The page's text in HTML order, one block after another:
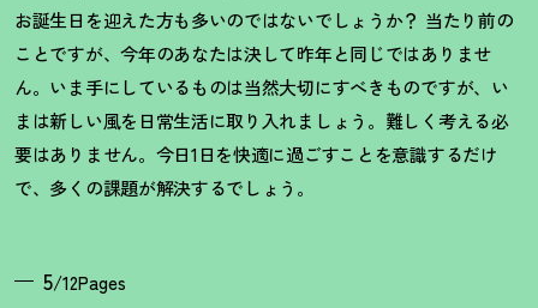
お誕生日を迎えた方も多いのではないでしょうか？ 当たり前の
ことですが、今年のあなたは決して昨年と同じではありませ
ん。いま手にしているものは当然大切にすべきものですが、い
まは新しい風を日常生活に取り入れましょう。難しく考える必
要はありません。今日1日を快適に過ごすことを意識するだけ
で、多くの課題が解決するでしょう。
5/12Pages